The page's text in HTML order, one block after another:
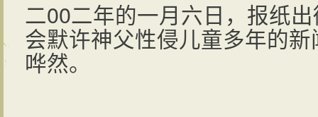
二00二年的一月六日，报纸
会默许神父性侵儿童多年的
哗然。